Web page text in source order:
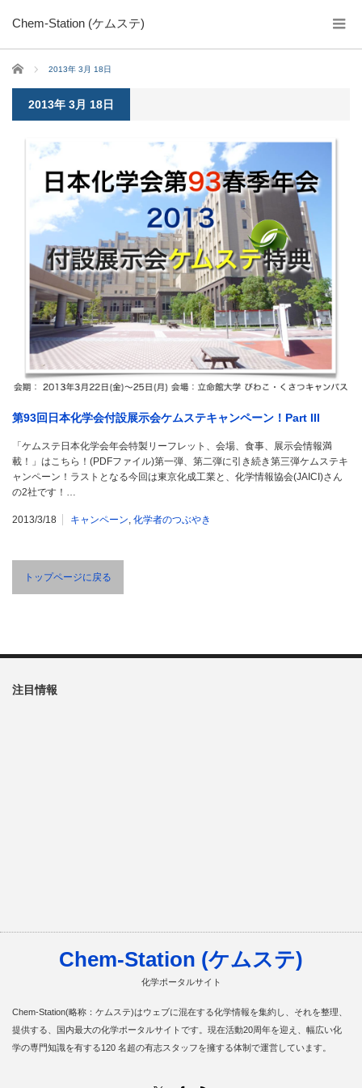
Chem-Station (ケムステ)
ホーム 2013年 3月 18日
2013年 3月 18日
第93回日本化学会付設展示会ケムステキャンペーン！Part III
「ケムステ日本化学会年会特製リーフレット、会場、食事、展示会情報満
載！」はこちら！(PDFファイル)第一弾、第二弾に引き続き第三弾ケムステキ
ャンペーン！ラストとなる今回は東京化成工業と、化学情報協会(JAICI)さん
の2社です！…
2013/3/18 キャンペーン, 化学者のつぶやき
トップページに戻る
注目情報
Chem-Station (ケムステ)
化学ポータルサイト
Chem-Station(略称：ケムステ)はウェブに混在する化学情報を集約し、それを整理、
提供する、国内最大の化学ポータルサイトです。現在活動20周年を迎え、幅広い化
学の専門知識を有する120 名超の有志スタッフを擁する体制で運営しています。